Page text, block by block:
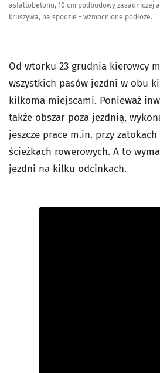
asfaltobetonu, 10 cm podbudowy zasadniczej
kruszywa, na spodzie - wzmocnione podłoże.
Od wtorku 23 grudnia kierowcy
wszystkich pasów jezdni w obu
kilkoma miejscami. Ponieważ
także obszar poza jezdnią,
jeszcze prace m.in. przy
ścieżkach rowerowych. A to
jezdni na kilku odcinkach.